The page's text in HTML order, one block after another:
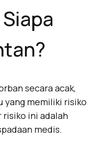
secara acak,
yang memiliki risiko
ini adalah
medis.